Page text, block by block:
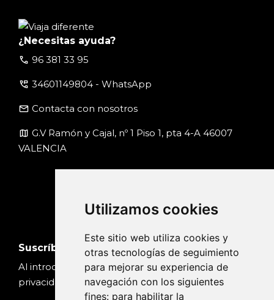
Utilizamos cookies
Este sitio web utiliza cookies y
otras tecnologías de seguimiento
para mejorar su experiencia de
navegación con los siguientes
fines: para habilitar la
¿Necesitas ayuda?
call 96 381 33 95
perm_phone_msg 34601149804 - WhatsApp
email Contacta con nosotros
map G.V Ramón y Cajal, nº 1 Piso 1, pta 4-A 46007
VALENCIA
Suscríbete
Al introducir tu email, aceptas nuestraPolítica de
privacidad